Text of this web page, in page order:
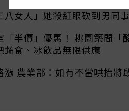
八女人」她殺紅眼砍到男同
「半價」優惠！ 桃園築間「
蔬食、冰飲品無限供應
漲 農業部：如有不當哄抬將